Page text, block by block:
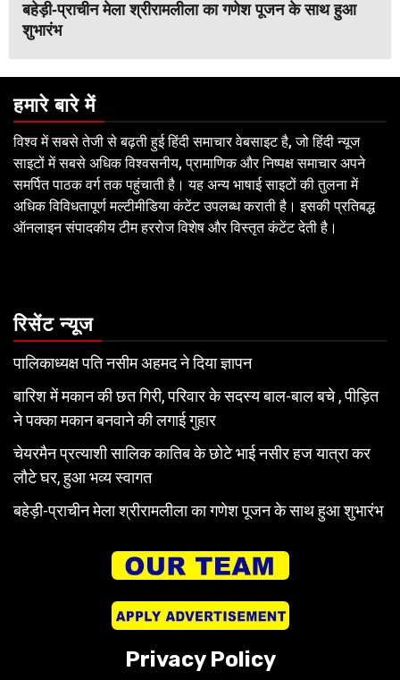
बहेड़ी-प्राचीन मेला श्रीरामलीला का गणेश पूजन के साथ हुआ
शुभारंभ
हमारे बारे में
विश्व में सबसे तेजी से बढ़ती हुई हिंदी समाचार वेबसाइट है, जो हिंदी न्यूज
साइटों में सबसे अधिक विश्वसनीय, प्रामाणिक और निष्पक्ष समाचार अपने
समर्पित पाठक वर्ग तक पहुंचाती है। यह अन्य भाषाई साइटों की तुलना में
अधिक विविधतापूर्ण मल्टीमीडिया कंटेंट उपलब्ध कराती है। इसकी प्रतिबद्ध
ऑनलाइन संपादकीय टीम हररोज विशेष और विस्तृत कंटेंट देती है।
रिसेंट न्यूज
पालिकाध्यक्ष पति नसीम अहमद ने दिया ज्ञापन
बारिश में मकान की छत गिरी, परिवार के सदस्य बाल-बाल बचे , पीड़ित
ने पक्का मकान बनवाने की लगाई गुहार
चेयरमैन प्रत्याशी सालिक कातिब के छोटे भाई नसीर हज यात्रा कर
लौटे घर, हुआ भव्य स्वागत
बहेड़ी-प्राचीन मेला श्रीरामलीला का गणेश पूजन के साथ हुआ शुभारंभ
Privacy Policy